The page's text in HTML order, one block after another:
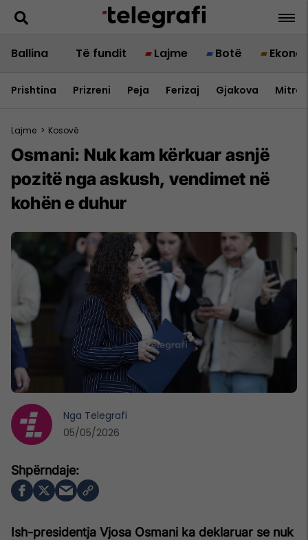
Ballina Të fundit Lajme Botë
Prishtina Prizreni Peja Ferizaj Gjakova
Lajme > Kosovë
Osmani: Nuk kam kërkuar asnjë
pozitë nga askush, vendimet në
kohën e duhur
Ish-presidentja Vjosa Osmani ka deklaruar se nuk
Nga Telegrafi
05/05/2026